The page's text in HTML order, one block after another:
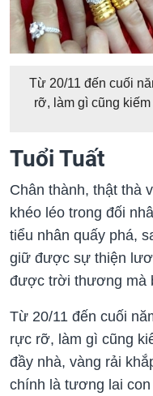
Từ 20/11 đến cuối
rỡ, làm gì cũng
Tuổi Tuất
Chân thành, thật thà
khéo léo trong đối
tiểu nhân quấy phá,
giữ được sự thiện
được trời thương mà
Từ 20/11 đến cuối
rực rỡ, làm gì cũng
đầy nhà, vàng rải
chính là tương lai